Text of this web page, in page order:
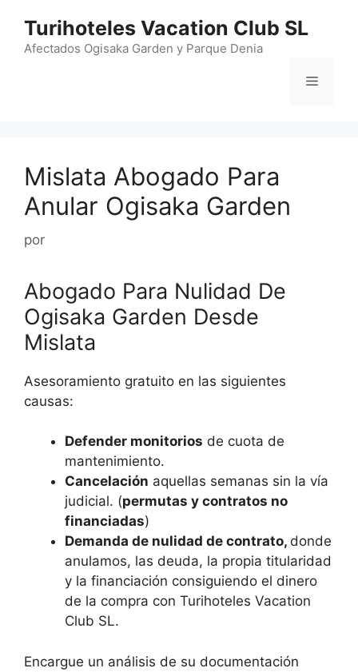
contenido
Turihoteles Vacation Club SL
Afectados Ogisaka Garden y Parque Denia
Menú
Mislata Abogado Para
Anular Ogisaka Garden
por
Abogado Para Nulidad De
Ogisaka Garden Desde
Mislata
Asesoramiento gratuito en las siguientes
causas:
Defender monitorios de cuota de
mantenimiento.
Cancelación aquellas semanas sin la vía
judicial. (permutas y contratos no
financiadas)
Demanda de nulidad de contrato, donde
anulamos, las deuda, la propia titularidad
y la financiación consiguiendo el dinero
de la compra con Turihoteles Vacation
Club SL.
Encargue un análisis de su documentación